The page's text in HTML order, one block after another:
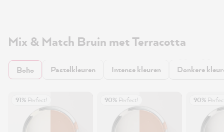
Mix & Match Bruin met Terracotta
Boho Pastelkleuren Intense kleuren Donkere
91% Perfect! 90% Perfect! 90%